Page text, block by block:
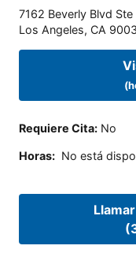
7162 Beverly Blvd
Los Angeles, CA
Requiere Cita: No
Horas: No está